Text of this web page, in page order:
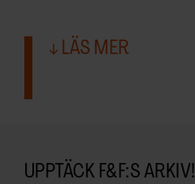
LÄS MER
UPPTÄCK F&F:S ARKIV!